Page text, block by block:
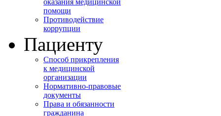
помощи
Противодействие
коррупции
Пациенту
Способ прикрепления
к медицинской
организации
Нормативно-правовые
документы
Права и обязанности
гражданина